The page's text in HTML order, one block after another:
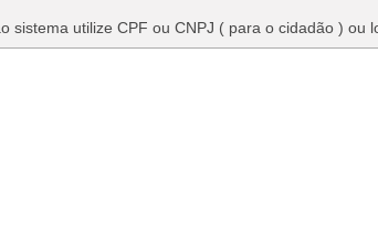
sistema utilize CPF ou CNPJ ( para o cidadão ) ou